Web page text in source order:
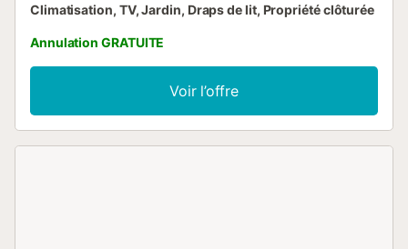
Climatisation, TV, Jardin, Draps de lit, Propriété clôturée
Annulation GRATUITE
Voir l’offre